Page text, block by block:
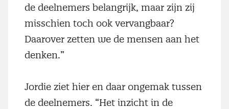
de deelnemers belangrijk, maar zijn zij
misschien toch ook vervangbaar?
Daarover zetten we de mensen aan het
denken.”
Jordie ziet hier en daar ongemak tussen
de deelnemers. “Het inzicht in de